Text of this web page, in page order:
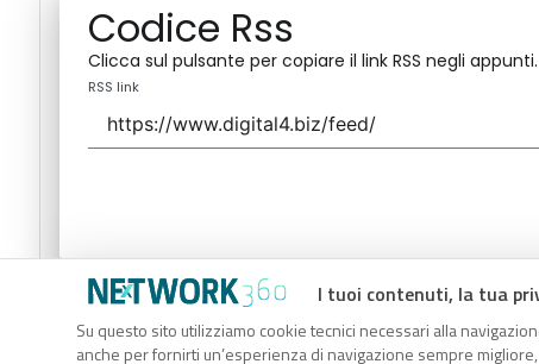
I tuoi contenuti, la tua
Su questo sito utilizziamo cookie tecnici necessari alla
anche per fornirti un’esperienza di navigazione sempre
Codice Rss
Clicca sul pulsante per copiare il link RSS negli appunti.
RSS link
Codice Rss
Clicca sul pulsante per copiare il link RSS negli appunti.